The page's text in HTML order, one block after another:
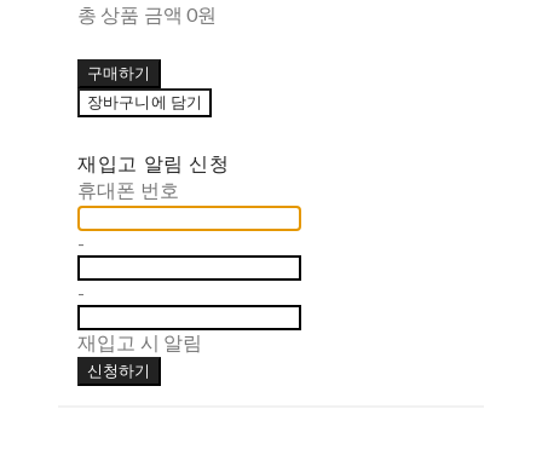
총 상품 금액 0원
구매하기
장바구니에 담기
재입고 알림 신청
휴대폰 번호
-
-
재입고 시 알림
신청하기